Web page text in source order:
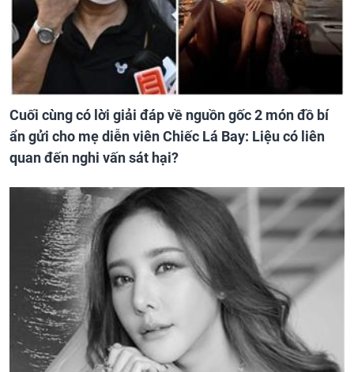
Cuối cùng có lời giải đáp về nguồn gốc 2 món đồ bí
ẩn gửi cho mẹ diễn viên Chiếc Lá Bay: Liệu có liên
quan đến nghi vấn sát hại?